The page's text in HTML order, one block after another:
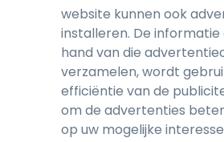
website kunnen ook
installeren. De informatie
hand van die
verzamelen, wordt
efficiëntie van de
om de advertenties
op uw mogelijke